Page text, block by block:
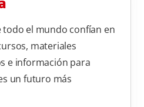
todo el mundo confían en
materiales
e información para
un futuro más